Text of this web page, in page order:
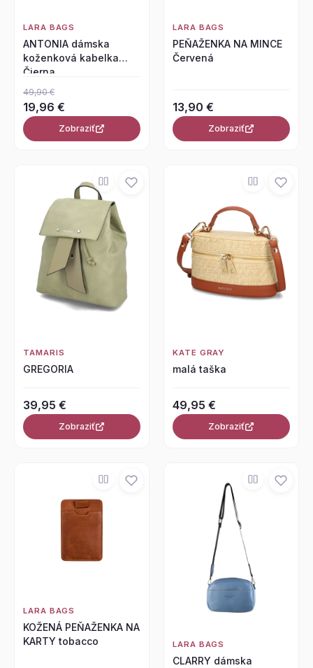
LARA BAGS
ANTONIA dámska
koženková kabelka
Čierna
49,90 €
19,96 €
Zobraziť
LARA BAGS
PEŇAŽENKA NA MINCE
Červená
13,90 €
Zobraziť
TAMARIS
GREGORIA
39,95 €
Zobraziť
KATE GRAY
malá taška
49,95 €
Zobraziť
LARA BAGS
KOŽENÁ PEŇAŽENKA NA
KARTY tobacco
LARA BAGS
CLARRY dámska